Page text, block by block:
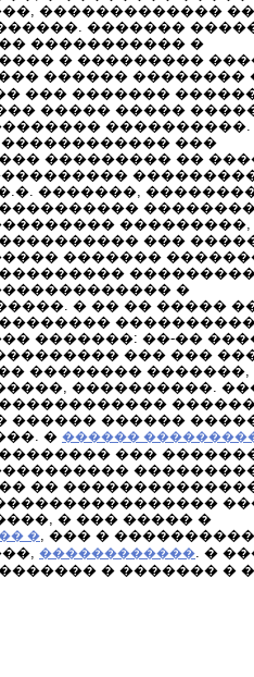
�������������
�������
����������� �
� ���������
������ ��������
��� �������
����� �����
����������.
���
��������� ��
�������,
���������,
���
�������
�
� �� �� �����
�������: ��-��
��� ���
�������� �������,
����������.
������
� ������
���
��
� ��� ����� �
�, ��� �
������������. �
� ������� �